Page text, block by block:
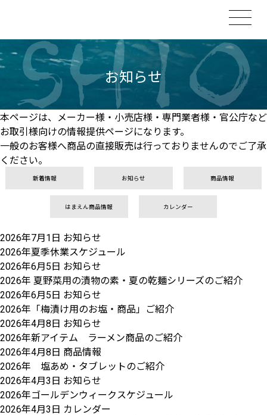
お知らせ
本ページは、メーカー様・小売店様・専門業者様・官公庁など
お取引様向けの情報提供ページになります。
一般のお客様へ商品の直接販売は行っておりませんのでご了承
ください。
新着情報 お知らせ 商品情報
はまえん商品情報 カレンダー
2026年7月1日 お知らせ
2026年夏季休業スケジュール
2026年6月5日 お知らせ
2026年 夏野菜用の漬物の素・夏の乾麺シリーズのご紹介
2026年6月5日 お知らせ
2026年「梅漬け用のお塩・商品」ご紹介
2026年4月8日 お知らせ
2026年新アイテム ラーメン商品のご紹介
2026年4月8日 商品情報
2026年 塩あめ・タブレットのご紹介
2026年4月3日 お知らせ
2026年ゴールデンウィークスケジュール
2026年4月3日 カレンダー